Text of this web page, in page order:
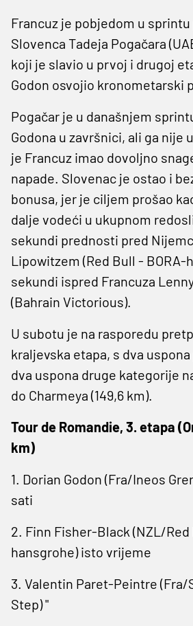
Francuz je pobjedom u
Slovenca Tadeja Pogačara
koji je slavio u prvoj i drugoj
Godon osvojio kronometarski
Pogačar je u današnjem
Godona u završnici, ali ga nije
je Francuz imao dovoljno
napade. Slovenac je ostao i
bonusa, jer je ciljem prošao
dalje vodeći u ukupnom
sekundi prednosti pred
Lipowitzem (Red Bull - BORA-
sekundi ispred Francuza
(Bahrain Victorious).
U subotu je na rasporedu
kraljevska etapa, s dva
dva uspona druge kategorije
do Charmeya (149,6 km).
Tour de Romandie, 3. etapa
km)
1. Dorian Godon (Fra/Ineos
sati
2. Finn Fisher-Black (NZL/Red
hansgrohe) isto vrijeme
3. Valentin Paret-Peintre (Fra/
Step) "